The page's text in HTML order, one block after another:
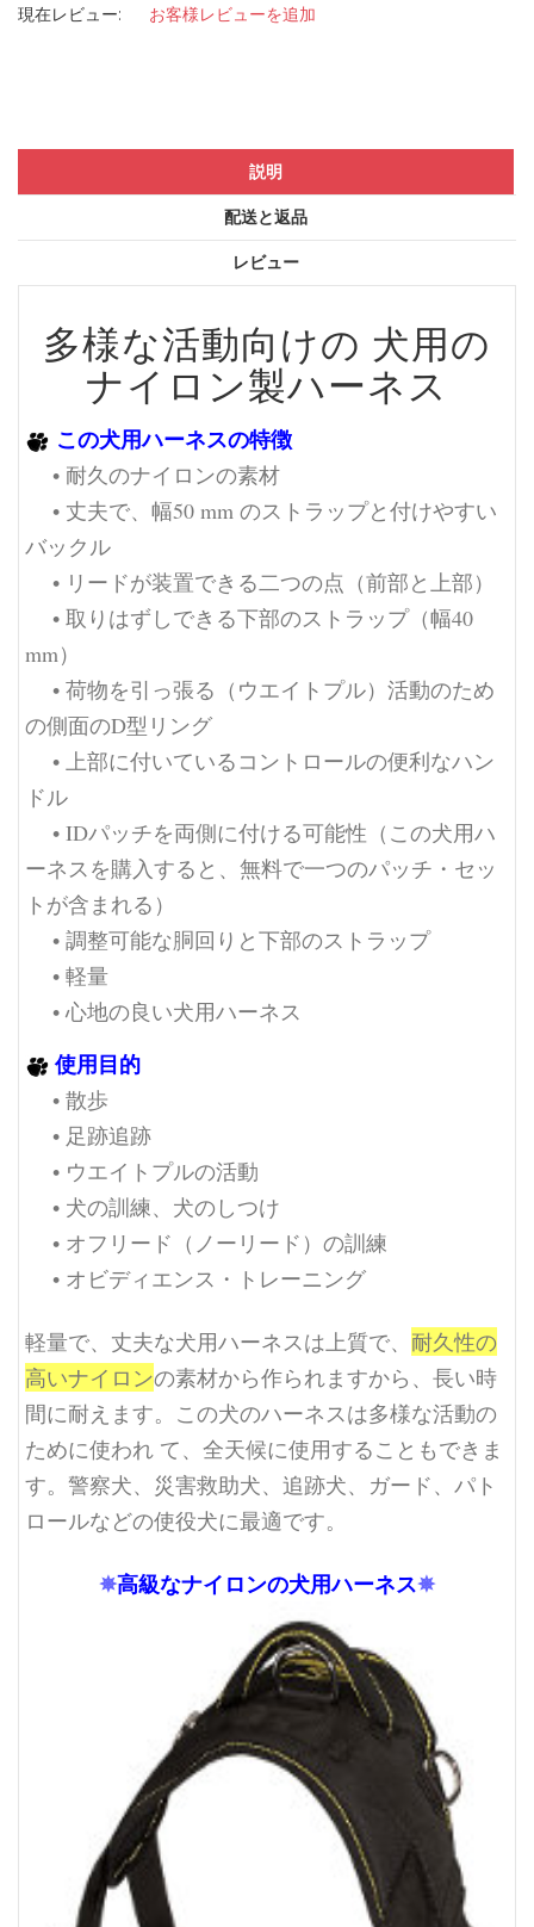
現在レビュー: お客様レビューを追加
説明
配送と返品
レビュー
多様な活動向けの 犬用の
ナイロン製ハーネス
この犬用ハーネスの特徴
• 耐久のナイロンの素材
• 丈夫で、幅50 mm のストラップと付けやすい
バックル
• リードが装置できる二つの点（前部と上部）
• 取りはずしできる下部のストラップ（幅40
mm）
• 荷物を引っ張る（ウエイトプル）活動のため
の側面のD型リング
• 上部に付いているコントロールの便利なハン
ドル
• IDパッチを両側に付ける可能性（この犬用ハ
ーネスを購入すると、無料で一つのパッチ・セッ
トが含まれる）
• 調整可能な胴回りと下部のストラップ
• 軽量
• 心地の良い犬用ハーネス
使用目的
• 散歩
• 足跡追跡
• ウエイトプルの活動
• 犬の訓練、犬のしつけ
• オフリード（ノーリード）の訓練
• オビディエンス・トレーニング
軽量で、丈夫な犬用ハーネスは上質で、 耐久性の
高いナイロンの素材から作られますから、長い時
間に耐えます。この犬のハーネスは多様な活動の
ために使われ て、全天候に使用することもできま
す。警察犬、災害救助犬、追跡犬、ガード、パト
ロールなどの使役犬に最適です。
✵高級なナイロンの犬用ハーネス✵